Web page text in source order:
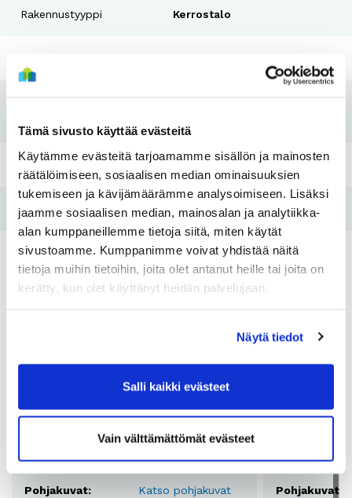
Tämä sivusto käyttää evästeitä
Käytämme evästeitä tarjoamamme sisällön ja mainosten
räätälöimiseen, sosiaalisen median ominaisuuksien
tukemiseen ja kävijämäärämme analysoimiseen. Lisäksi
jaamme sosiaalisen median, mainosalan ja analytiikka-
alan kumppaneillemme tietoja siitä, miten käytät
sivustoamme. Kumppanimme voivat yhdistää näitä
tietoja muihin tietoihin, joita olet antanut heille tai joita on
kerätty, kun olet käyttänyt heidän palvelujaan.
Näytä tiedot
Salli kaikki evästeet
Vain välttämättömät evästeet
Rakennustyyppi Kerrostalo
Pesutupa
Hissi Kyllä
Tulo- ja
varallisuusraja
Kyllä
2H+K
Pinta-ala:
55,5 - 61 m2
584 - 651€
Lkm:
22
Pohjakuvat:
Katso pohjakuvat
Pinta-ala:
Lkm:
Pohjakuvat: